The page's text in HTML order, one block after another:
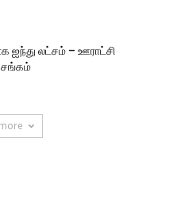
ஐந்து லட்சம் – ஊராட்சி